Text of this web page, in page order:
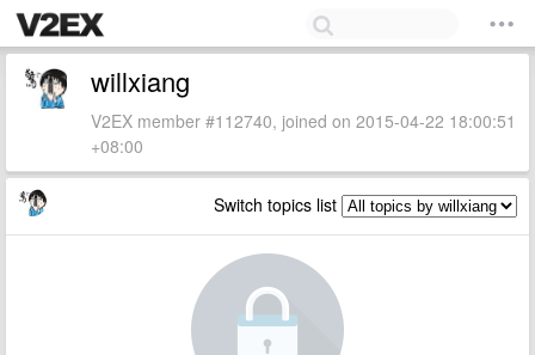
willxiang
V2EX member #112740, joined on 2015-04-22 18:00:51
+08:00
Switch topics list